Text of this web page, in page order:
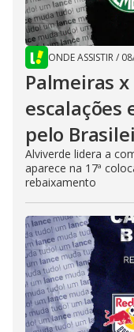
ONDE ASSISTIR/
Palmeiras
escalações
pelo
Alviverde lidera a
aparece na 17ª
rebaixamento